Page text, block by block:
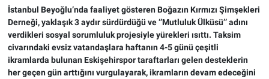
İstanbul Beyoğlu’nda faaliyet gösteren Boğazın Kırmızı Şimşekleri
Derneği, yaklaşık 3 aydır sürdürdüğü ve ‘’Mutluluk Ülküsü’’ adını
verdikleri sosyal sorumluluk projesiyle yürekleri ısıttı. Taksim
civarındaki evsiz vatandaşlara haftanın 4-5 günü çeşitli
ikramlarda bulunan Eskişehirspor taraftarları gelen desteklerin
her geçen gün arttığını vurgulayarak, ikramların devam edeceğini
Bilim ve Teknoloji